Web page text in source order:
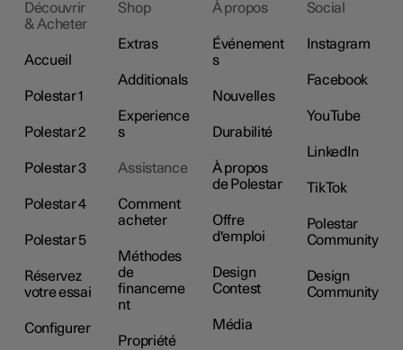
Découvrir
& Acheter
Accueil
Polestar 1
Polestar 2
Polestar 3
Polestar 4
Polestar 5
Réservez
votre essai
Configurer
Shop
Extras
Additionals
Experience
s
Assistance
Comment
acheter
Méthodes
de
financeme
nt
Propriété
À propos
Événement
s
Nouvelles
Durabilité
À propos
de Polestar
Offre
d'emploi
Design
Contest
Média
Social
Instagram
Facebook
YouTube
LinkedIn
TikTok
Polestar
Community
Design
Community